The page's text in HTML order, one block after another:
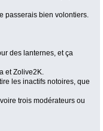
passerais bien volontiers.
des lanternes, et ça
et Zolive2K.
les inactifs notoires, que
trois modérateurs ou